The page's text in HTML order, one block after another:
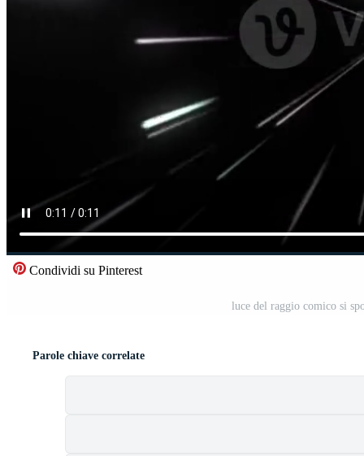
Condividi su Pinterest
luce del raggio comico si
Parole chiave correlate